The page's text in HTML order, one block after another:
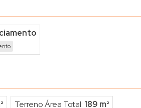
Terreno Área Total: 189 m²